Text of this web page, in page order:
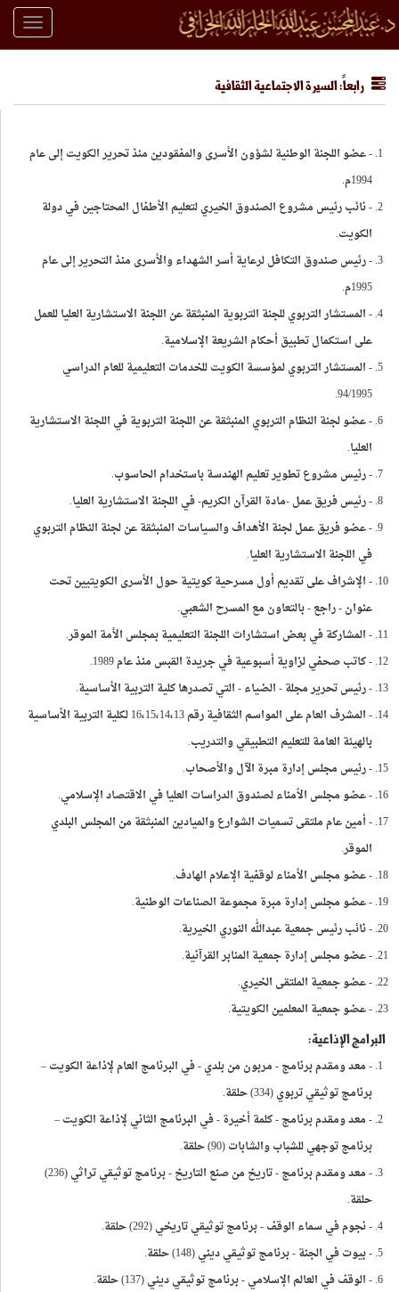
Toggle
رابعاً: السيرة الاجتماعية الثقافية
- عضو اللجنة الوطنية لشؤون الأسرى والمفقودين منذ تحرير الكويت إلى عام
1994م.
- نائب رئيس مشروع الصندوق الخيري لتعليم الأطفال المحتاجين في دولة
الكويت.
- رئيس صندوق التكافل لرعاية أسر الشهداء والأسرى منذ التحرير إلى عام
1995م.
- المستشار التربوي للجنة التربوية المنبثقة عن اللجنة الاستشارية العليا للعمل
على استكمال تطبيق أحكام الشريعة الإسلامية.
- المستشار التربوي لمؤسسة الكويت للخدمات التعليمية للعام الدراسي
94/1995.
- عضو لجنة النظام التربوي المنبثقة عن اللجنة التربوية في اللجنة الاستشارية
العليا.
- رئيس مشروع تطوير تعليم الهندسة باستخدام الحاسوب.
- رئيس فريق عمل -مادة القرآن الكريم- في اللجنة الاستشارية العليا.
- عضو فريق عمل لجنة الأهداف والسياسات المنبثقة عن لجنة النظام التربوي
في اللجنة الاستشارية العليا.
- الإشراف على تقديم أول مسرحية كويتية حول الأسرى الكويتيين تحت
عنوان - راجع - بالتعاون مع المسرح الشعبي.
- المشاركة في بعض استشارات اللجنة التعليمية بمجلس الأمة الموقر.
- كاتب صحفي لزاوية أسبوعية في جريدة القبس منذ عام 1989.
- رئيس تحرير مجلة - الضياء - التي تصدرها كلية التربية الأساسية.
- المشرف العام على المواسم الثقافية رقم 16،15،14،13 لكلية التربية الأساسية
بالهيئة العامة للتعليم التطبيقي والتدريب.
- رئيس مجلس إدارة مبرة الآل والأصحاب.
- عضو مجلس الأمناء لصندوق الدراسات العليا في الاقتصاد الإسلامي.
- أمين عام ملتقى تسميات الشوارع والميادين المنبثقة من المجلس البلدي
الموقر.
- عضو مجلس الأمناء لوقفية الإعلام الهادف.
- عضو مجلس إدارة مبرة مجموعة الصناعات الوطنية.
- نائب رئيس جمعية عبدالله النوري الخيرية.
- عضو مجلس إدارة جمعية المنابر القرآنية.
- عضو جمعية الملتقى الخيري.
- عضو جمعية المعلمين الكويتية.
البرامج الإذاعية:
- معد ومقدم برنامج - مربون من بلدي - في البرنامج العام لإذاعة الكويت –
برنامج توثيقي تربوي (334) حلقة.
- معد ومقدم برنامج - كلمة أخيرة - في البرنامج الثاني لإذاعة الكويت –
برنامج توجهي للشباب والشابات (90) حلقة.
- معد ومقدم برنامج - تاريخ من صنع التاريخ - برنامج توثيقي تراثي (236)
حلقة.
- نجوم في سماء الوقف - برنامج توثيقي تاريخي (292) حلقة.
- بيوت في الجنة - برنامج توثيقي ديني (148) حلقة.
- الوقف في العالم الإسلامي - برنامج توثيقي ديني (137) حلقة.